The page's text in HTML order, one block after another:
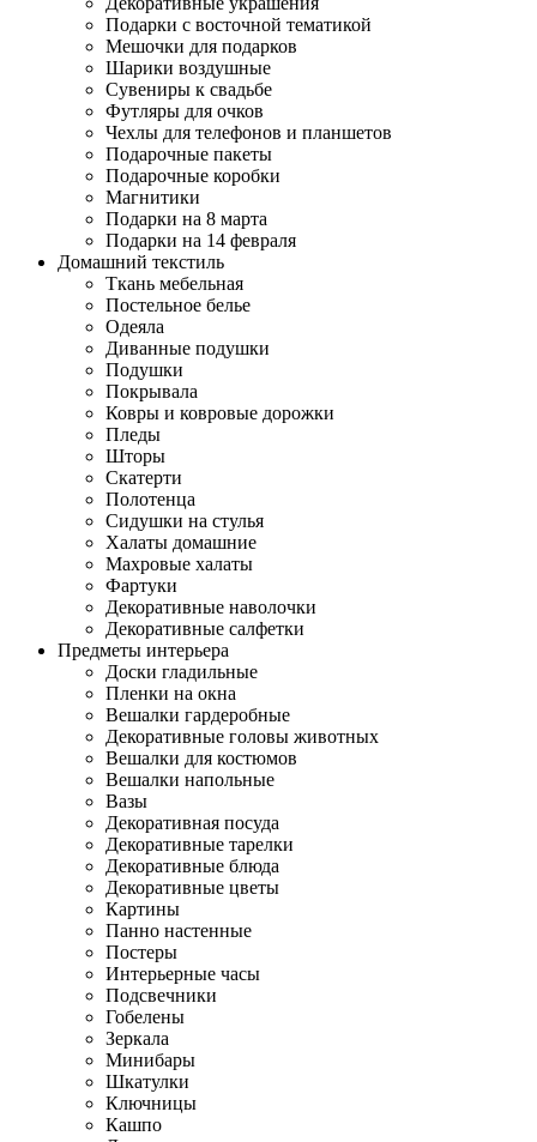
Подарки с восточной тематикой
Мешочки для подарков
Шарики воздушные
Сувениры к свадьбе
Футляры для очков
Чехлы для телефонов и планшетов
Подарочные пакеты
Подарочные коробки
Магнитики
Подарки на 8 марта
Подарки на 14 февраля
Домашний текстиль
Ткань мебельная
Постельное белье
Одеяла
Диванные подушки
Подушки
Покрывала
Ковры и ковровые дорожки
Пледы
Шторы
Скатерти
Полотенца
Сидушки на стулья
Халаты домашние
Махровые халаты
Фартуки
Декоративные наволочки
Декоративные салфетки
Предметы интерьера
Доски гладильные
Пленки на окна
Вешалки гардеробные
Декоративные головы животных
Вешалки для костюмов
Вешалки напольные
Вазы
Декоративная посуда
Декоративные тарелки
Декоративные блюда
Декоративные цветы
Картины
Панно настенные
Постеры
Интерьерные часы
Подсвечники
Гобелены
Зеркала
Минибары
Шкатулки
Ключницы
Кашпо